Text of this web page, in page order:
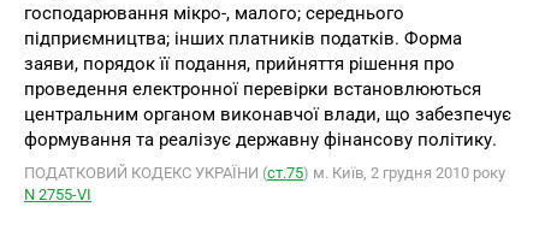
господарювання мікро-, малого; середнього
підприємництва; інших платників податків. Форма
заяви, порядок її подання, прийняття рішення про
проведення електронної перевірки встановлюються
центральним органом виконавчої влади, що забезпечує
формування та реалізує державну фінансову політику.
ПОДАТКОВИЙ КОДЕКС УКРАЇНИ (ст.75) м. Київ, 2 грудня 2010 року
N 2755-VІ